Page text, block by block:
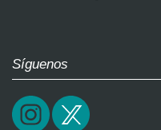
Síguenos